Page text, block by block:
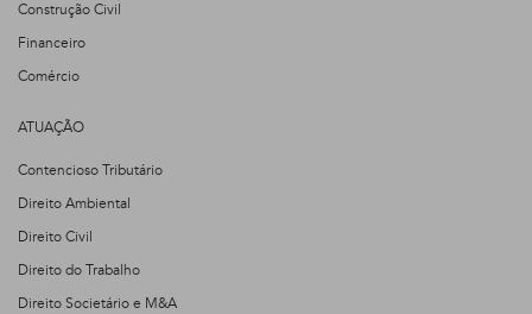
Construção Civil
Financeiro
Comércio
ATUAÇÃO
Contencioso Tributário
Direito Ambiental
Direito Civil
Direito do Trabalho
Direito Societário e M&A